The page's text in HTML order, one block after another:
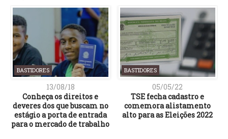
BASTIDORES
13/08/18
Conheça os direitos e
deveres dos que buscam no
estágio a porta de entrada
para o mercado de trabalho
BASTIDORES
05/05/22
TSE fecha cadastro e
comemora alistamento
alto para as Eleições 2022